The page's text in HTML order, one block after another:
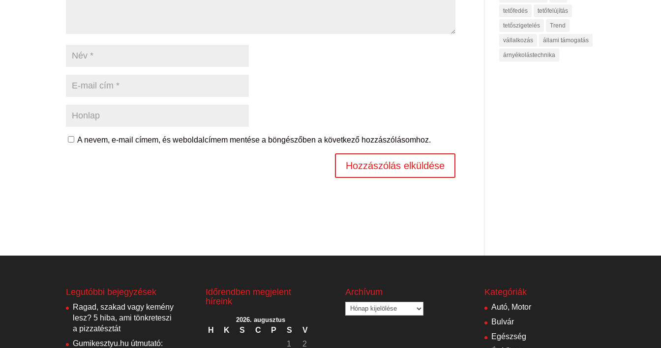
A nevem, e-mail címem, és weboldalcímem mentése a böngészőben a következő hozzászólásomhoz.
tetőfedés tetőfelújítás
tetőszigetelés Trend
vállalkozás állami támogatás
árnyékolástechnika
Legutóbbi bejegyzések
Ragad, szakad vagy kemény
lesz? 5 hiba, ami tönkreteszi
a pizzatésztát
Gumikesztyu.hu útmutató:
Időrendben megjelent
híreink
2026. augusztus
H K S C P S
V
1
2
Archívum
Archívum
Kategóriák
Autó, Motor
Bulvár
Egészség